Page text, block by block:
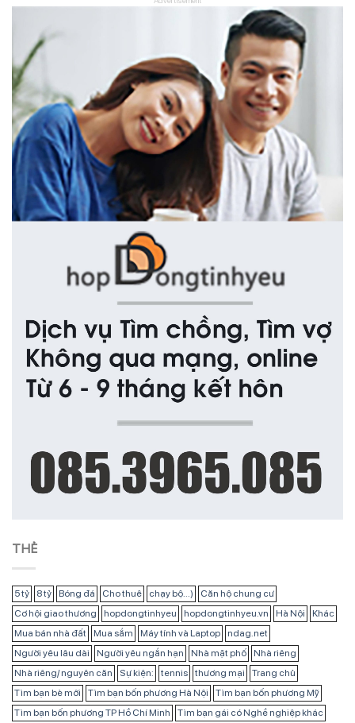
THẺ
5 tỷ 8 tỷ Bóng đá Cho thuê chạy bộ...)
Căn hộ chung cư
Cơ hội giao thương
hopdongtinhyeu hopdongtinhyeu.vn Hà Nội
Khác
Mua bán nhà đất
Mua sắm Máy tính và Laptop
ndag.net
Người yêu lâu dài
Người yêu ngắn hạn Nhà mặt phố
Nhà riêng
Nhà riêng/ nguyên căn
Sự kiện: tennis thương mại
Trang chủ
Tìm bạn bè mới
Tìm bạn bốn phương Hà Nội
Tìm bạn bốn phương Mỹ
Tìm bạn bốn phương TP Hồ Chí Minh
Tìm bạn gái có Nghề nghiệp khác